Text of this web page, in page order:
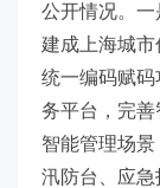
公开情况。
建成上海城
统一编码赋
务平台，完
智能管理场
汛防台、应急